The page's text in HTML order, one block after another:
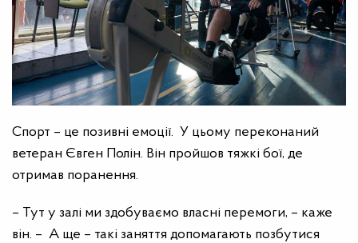
Спорт – це позивні емоції. У цьому переконаний
ветеран Євген Полін. Він пройшов тяжкі бої, де
отримав поранення.
– Тут у залі ми здобуваємо власні перемоги, – каже
він. – А ще – такі заняття допомагають позбутися